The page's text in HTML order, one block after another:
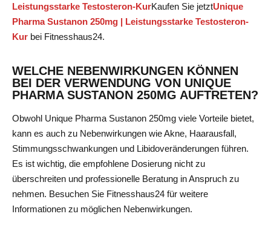
Leistungsstarke Testosteron-KurKaufen Sie jetztUnique
Pharma Sustanon 250mg | Leistungsstarke Testosteron-
Kur bei Fitnesshaus24.
WELCHE NEBENWIRKUNGEN KÖNNEN
BEI DER VERWENDUNG VON UNIQUE
PHARMA SUSTANON 250MG AUFTRETEN?
Obwohl Unique Pharma Sustanon 250mg viele Vorteile bietet,
kann es auch zu Nebenwirkungen wie Akne, Haarausfall,
Stimmungsschwankungen und Libidoveränderungen führen.
Es ist wichtig, die empfohlene Dosierung nicht zu
überschreiten und professionelle Beratung in Anspruch zu
nehmen. Besuchen Sie Fitnesshaus24 für weitere
Informationen zu möglichen Nebenwirkungen.